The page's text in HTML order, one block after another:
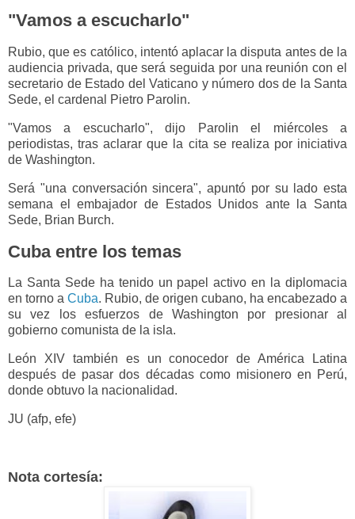
"Vamos a escucharlo"
Rubio, que es católico, intentó aplacar la disputa antes de la
audiencia privada, que será seguida por una reunión con el
secretario de Estado del Vaticano y número dos de la Santa
Sede, el cardenal Pietro Parolin.
"Vamos a escucharlo", dijo Parolin el miércoles a
periodistas, tras aclarar que la cita se realiza por iniciativa
de Washington.
Será "una conversación sincera", apuntó por su lado esta
semana el embajador de Estados Unidos ante la Santa
Sede, Brian Burch.
Cuba entre los temas
La Santa Sede ha tenido un papel activo en la diplomacia
en torno a Cuba. Rubio, de origen cubano, ha encabezado a
su vez los esfuerzos de Washington por presionar al
gobierno comunista de la isla.
León XIV también es un conocedor de América Latina
después de pasar dos décadas como misionero en Perú,
donde obtuvo la nacionalidad.
JU (afp, efe)
Nota cortesía: